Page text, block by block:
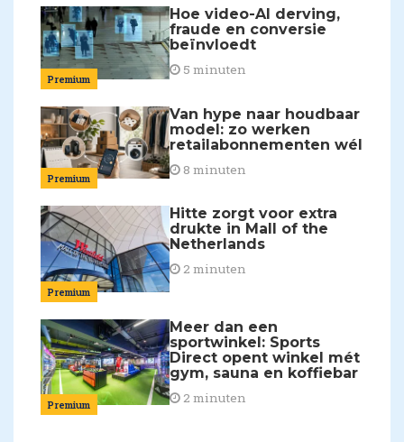
Premium
Hoe video-AI derving,
fraude en conversie
beïnvloedt
5 minuten
Premium
Van hype naar houdbaar
model: zo werken
retailabonnementen wél
8 minuten
Premium
Hitte zorgt voor extra
drukte in Mall of the
Netherlands
2 minuten
Premium
Meer dan een
sportwinkel: Sports
Direct opent winkel mét
gym, sauna en koffiebar
2 minuten